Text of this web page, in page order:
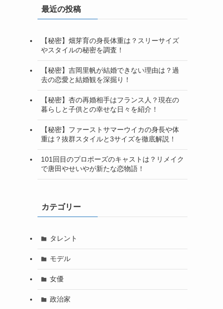
最近の投稿
【秘密】畑芽育の身長体重は？スリーサイズ
やスタイルの秘密を調査！
【秘密】吉岡里帆が結婚できない理由は？過
去の恋愛と結婚観を深掘り！
【秘密】杏の再婚相手はフランス人？現在の
暮らしと子供との幸せな日々を紹介！
【秘密】ファーストサマーウイカの身長や体
重は？抜群スタイルと3サイズを徹底解説！
101回目のプロポーズのキャストは？リメイク
で唐田やせいやが新たな恋物語！
カテゴリー
タレント
モデル
女優
政治家